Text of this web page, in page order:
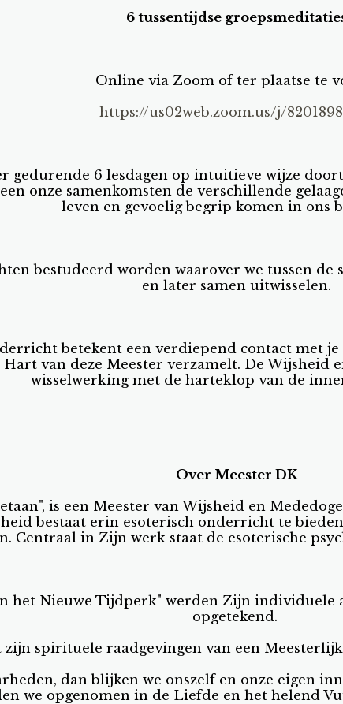
6 tussentijdse
Online via Zoom of ter plaatse te
https://us02web.zoom.us/j/
gedurende 6 lesdagen op intuitieve wijze
onze samenkomsten de verschillende
leven en gevoelig begrip komen in ons
bestudeerd worden waarover we tussen
en later samen uitwisselen.
betekent een verdiepend contact met
van deze Meester verzamelt. De Wijsheid
wisselwerking met de harteklop van de
Over Meester DK
is een Meester van Wijsheid en
bestaat erin esoterisch onderricht te
Centraal in Zijn werk staat de esoterische
het Nieuwe Tijdperk" werden Zijn
opgetekend.
zijn spirituele raadgevingen van een
dan blijken we onszelf en onze eigen
we opgenomen in de Liefde en het helend